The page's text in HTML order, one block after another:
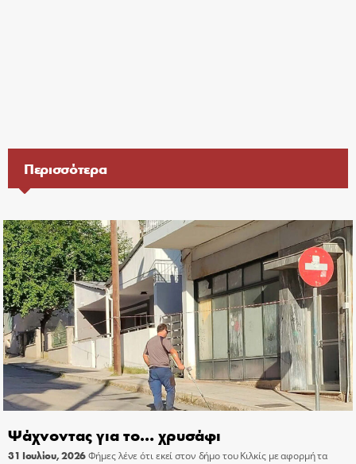
Περισσότερα
Ψάχνοντας για το… χρυσάφι
31 Ιουλίου, 2026Φήμες λένε ότι εκεί στον δήμο του Κιλκίς με αφορμή τα